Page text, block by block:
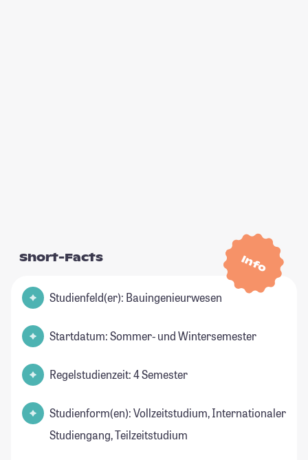
Info
Short-Facts
Studienfeld(er): Bauingenieurwesen
Startdatum: Sommer- und Wintersemester
Regelstudienzeit: 4 Semester
Studienform(en): Vollzeitstudium, Internationaler
Studiengang, Teilzeitstudium